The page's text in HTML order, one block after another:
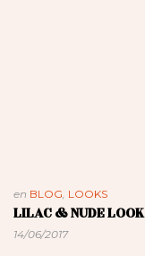
en BLOG LOOKS
LILAC & NUDE LOOK
14/06/2017